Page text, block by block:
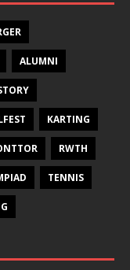
ALUMNI
KARTING
RWTH
TENNIS